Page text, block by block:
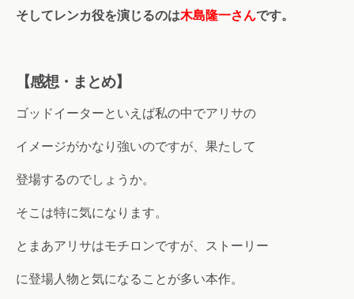
そしてレンカ役を演じるのは木島隆一さんです。
【感想・まとめ】
ゴッドイーターといえば私の中でアリサの
イメージがかなり強いのですが、果たして
登場するのでしょうか。
そこは特に気になります。
とまあアリサはモチロンですが、ストーリー
に登場人物と気になることが多い本作。